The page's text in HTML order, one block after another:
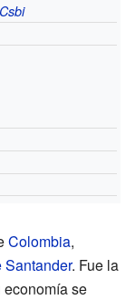
Csbi
Colombia,
Santander. Fue la
economía se